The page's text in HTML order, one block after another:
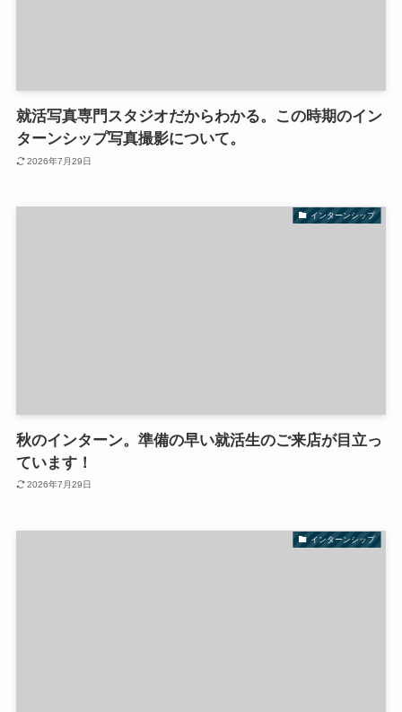
就活写真専門スタジオだからわかる。この時期のイン
ターンシップ写真撮影について。
2026年7月29日
インターンシップ
秋のインターン。準備の早い就活生のご来店が目立っ
ています！
2026年7月29日
インターンシップ